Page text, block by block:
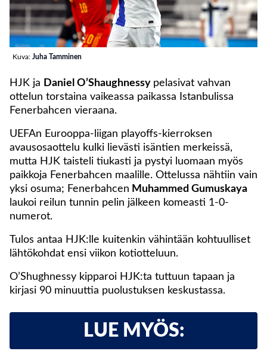
Kuva: Juha Tamminen
HJK ja Daniel O’Shaughnessy pelasivat vahvan
ottelun torstaina vaikeassa paikassa Istanbulissa
Fenerbahcen vieraana.
UEFAn Eurooppa-liigan playoffs-kierroksen
avausosaottelu kulki lievästi isäntien merkeissä,
mutta HJK taisteli tiukasti ja pystyi luomaan myös
paikkoja Fenerbahcen maalille. Ottelussa nähtiin vain
yksi osuma; Fenerbahcen Muhammed Gumuskaya
laukoi reilun tunnin pelin jälkeen komeasti 1-0-
numerot.
Tulos antaa HJK:lle kuitenkin vähintään kohtuulliset
lähtökohdat ensi viikon kotiotteluun.
O’Shughnessy kipparoi HJK:ta tuttuun tapaan ja
kirjasi 90 minuuttia puolustuksen keskustassa.
LUE MYÖS: